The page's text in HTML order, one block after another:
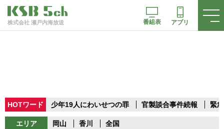
株式会社 瀬戸内海放送 番組表 アプリ
HOTワード 少年19人にわいせつの罪 官製談合事件続報 緊
エリア 岡山 香川 全国